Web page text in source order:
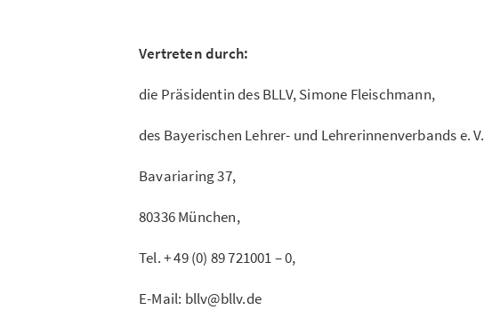
Vertreten durch:
die Präsidentin des BLLV, Simone Fleischmann,
des Bayerischen Lehrer- und Lehrerinnenverbands e. V.
Bavariaring 37,
80336 München,
Tel. + 49 (0) 89 721001 – 0,
E-Mail: bllv@bllv.de